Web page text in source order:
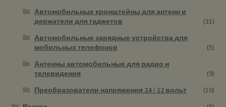
Автомобильные кронштейны для антенн и
держатели для гаджетов
(31)
Автомобильные зарядные устройства для
мобильных телефонов
(5)
Антенны автомобильные для радио и
телевидения
(9)
Преобразователи напряжения 24 / 12 вольт
(10)